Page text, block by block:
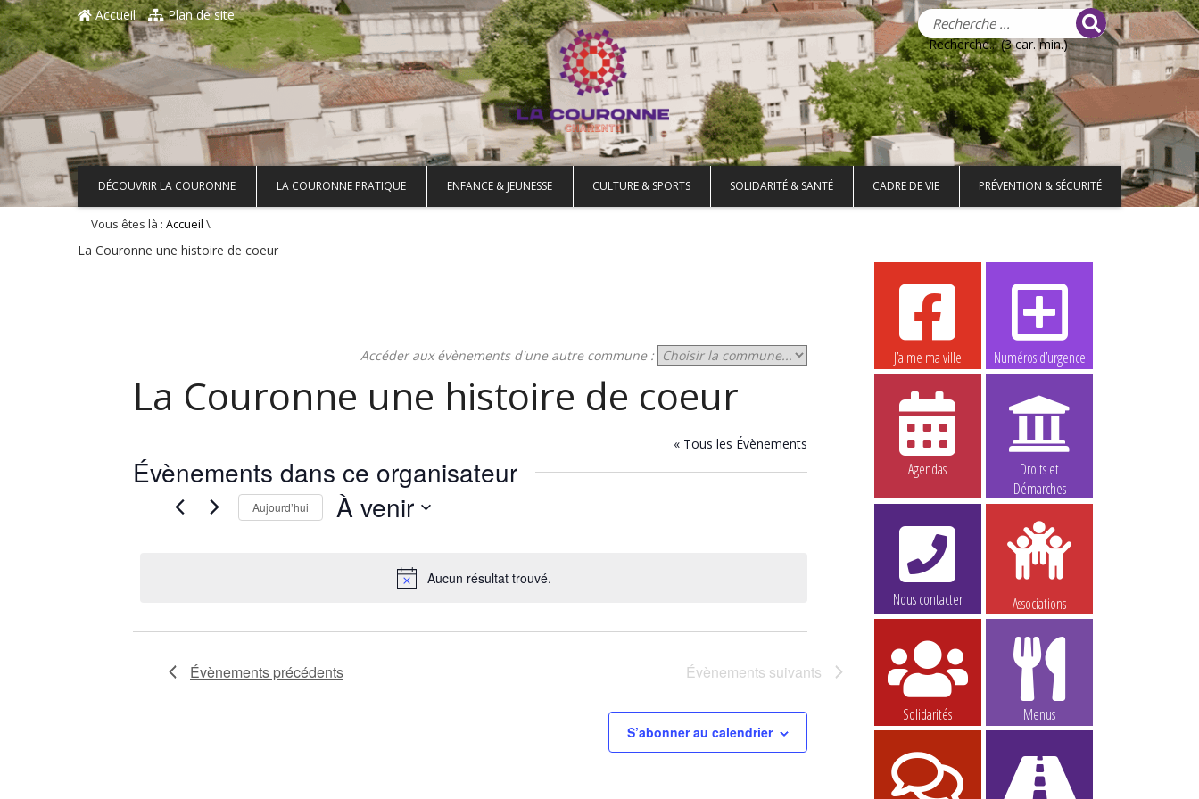
Aller au contenu principal
Accueil
Plan de site
Recherche... (3 car. min.)
DÉCOUVRIR LA COURONNE LA COURONNE PRATIQUE ENFANCE & JEUNESSE CULTURE & SPORTS SOLIDARITÉ & SANTÉ CADRE DE VIE PRÉVENTION & SÉCURITÉ
Vous êtes là : Accueil \
La Couronne une histoire de coeur
Accéder aux évènements d'une autre commune :
La Couronne une histoire de coeur
« Tous les Évènements
Évènements dans ce organisateur
Notice
Aucun résultat trouvé.
Aujourd’hui À venir
Évènements précédents Évènements suivants
S’abonner au calendrier
J’aime ma ville Numéros d’urgence
Agendas
Droits et
Démarches
Nous contacter Associations
Solidarités Menus